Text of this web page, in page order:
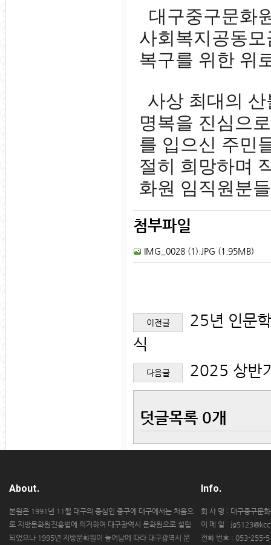
대구중구문화
사회복지공동
복구를 위한 위
사상 최대의
명복을 진심으
를 입으신 주민
절히 희망하며
화원 임직원분
첨부파일
IMG_0028 (1).JPG (1.95MB)
이전글
25년 인문
식
다음글 2025 상반
덧글목록 0개
About.
본원은 1991년 11월 대구의 중심인 중구에 대구에서는 처음으
로 지방문화원진흥법에 의거하여 대구광역시 문화원으로 설립
되었으나 1995년 지방문화원이 늘어남에 따라 대구광역시 문
Info.
회 사 명 : 대구중구문
이 메 일 :
전화 번호 : 053-255-